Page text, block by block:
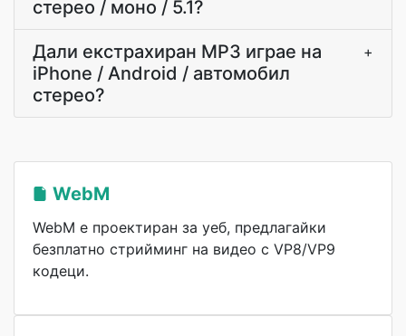
стерео / моно / 5.1?
Дали екстрахиран MP3 играе на
iPhone / Android / автомобил
стерео?
+
WebM
WebM е проектиран за уеб, предлагайки
безплатно стрийминг на видео с VP8/VP9
кодеци.